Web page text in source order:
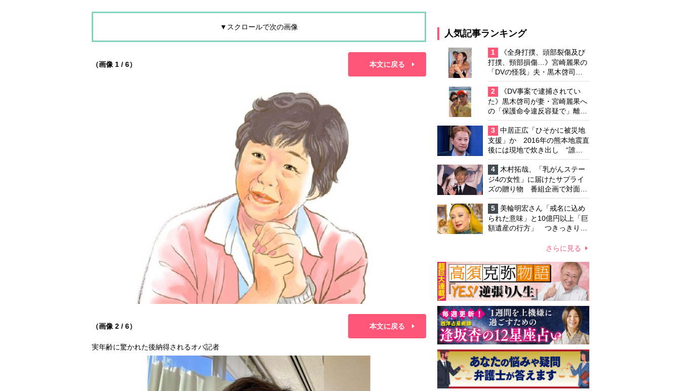
▼スクロールで次の画像
（画像 1 / 6） 本文に戻る
（画像 2 / 6） 本文に戻る
実年齢に驚かれた後納得されるオバ記者
人気記事ランキング
1
《全身打撲、頭部裂傷及び
打撲、頸部損傷…》宮崎麗果の
「DVの怪我」夫・黒木啓司の
逮捕で始まる「夫婦の闘争」
2
《DV事案で逮捕されてい
た》黒木啓司が妻・宮崎麗果へ
の「保護命令違反容疑で」離婚
協議は「第二ステージ」へ
3
中居正広「ひそかに被災地
支援」か 2016年の熊本地震直
後には現地で炊き出し “誰に
も知られなくて良い”と、むし
ろ強まる福祉活動への思い
4
木村拓哉、「乳がんステー
ジ4の女性」に届けたサプライ
ズの贈り物 番組企画で対面し
たファンが、夢と希望を与える
心遣いに「うれしくて号泣しま
した」
5
美輪明宏さん「戒名に込め
られた意味」と10億円以上「巨
額遺産の行方」 つきっきりで
さらに見る